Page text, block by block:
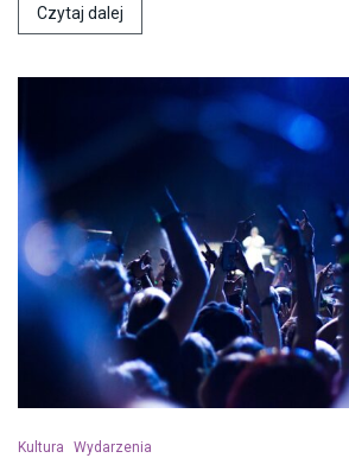
Czytaj dalej
Kultura Wydarzenia